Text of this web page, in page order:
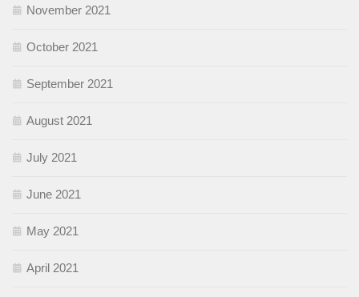
November 2021
October 2021
September 2021
August 2021
July 2021
June 2021
May 2021
April 2021